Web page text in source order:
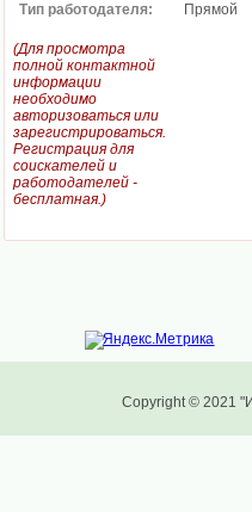
Тип работодателя: Прямой
(Для просмотра
полной контактной
информации
необходимо
авторизоваться или
зарегистрироваться.
Регистрация для
соискателей и
работодателей -
бесплатная.)
Copyright © 2021